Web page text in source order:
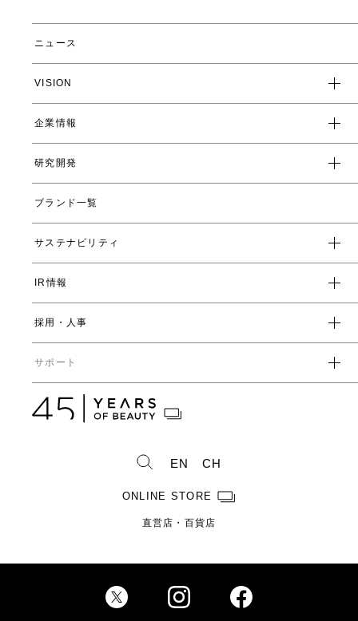
ニュース
VISION
企業スローガン
クレド
企業情報
トップメッセージ
会社概要
数字で見るヤーマン
受賞一覧
直営店・百貨店
研究開発
ヤーマンの研究開発とは
ヤーマンの技術
開発ストーリー
ブランド一覧
サステナビリティ
環境
社会
IR情報
経営方針
コーポレートガバナンス
ディスクロージャーポリシー
IRライブラリ一覧
株式情報
株式概要
Investor Relations
採用・人事
人事からのメッセージ
数字で見るヤーマン
製品ができるまで
サポート
カタログ・取扱説明書
EN CH
ONLINE STORE
直営店・百貨店